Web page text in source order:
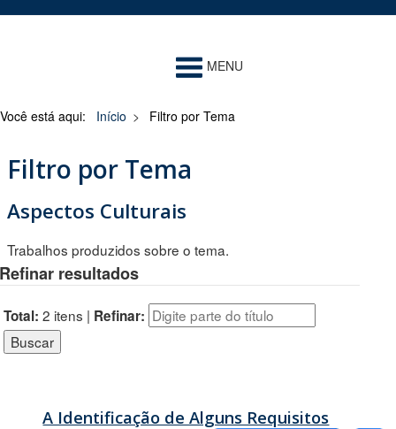
MENU
Você está aqui: Início > Filtro por Tema
Filtro por Tema
Aspectos Culturais
Trabalhos produzidos sobre o tema.
Refinar resultados
Total: 2 itens | Refinar:
A Identificação de Alguns Requisitos